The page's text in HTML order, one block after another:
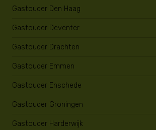
Gastouder Den Haag
Gastouder Deventer
Gastouder Drachten
Gastouder Emmen
Gastouder Enschede
Gastouder Groningen
Gastouder Harderwijk